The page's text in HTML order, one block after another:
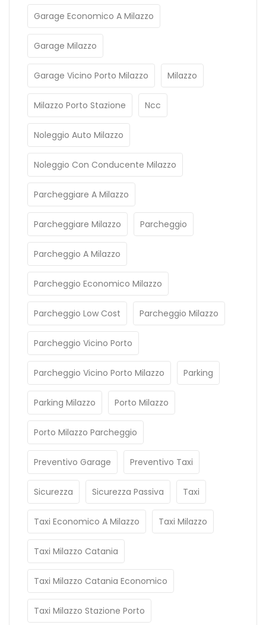
Garage Economico A Milazzo
Garage Milazzo
Garage Vicino Porto Milazzo Milazzo
Milazzo Porto Stazione Ncc
Noleggio Auto Milazzo
Noleggio Con Conducente Milazzo
Parcheggiare A Milazzo
Parcheggiare Milazzo Parcheggio
Parcheggio A Milazzo
Parcheggio Economico Milazzo
Parcheggio Low Cost Parcheggio Milazzo
Parcheggio Vicino Porto
Parcheggio Vicino Porto Milazzo Parking
Parking Milazzo Porto Milazzo
Porto Milazzo Parcheggio
Preventivo Garage Preventivo Taxi
Sicurezza Sicurezza Passiva Taxi
Taxi Economico A Milazzo Taxi Milazzo
Taxi Milazzo Catania
Taxi Milazzo Catania Economico
Taxi Milazzo Stazione Porto